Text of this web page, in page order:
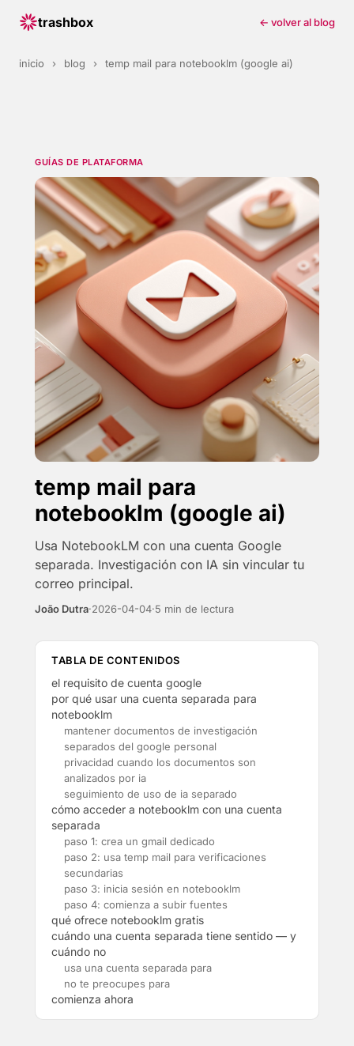
trashbox ← volver al blog
inicio › blog › temp mail para notebooklm (google ai)
GUÍAS DE PLATAFORMA
temp mail para
notebooklm (google ai)
Usa NotebookLM con una cuenta Google
separada. Investigación con IA sin vincular tu
correo principal.
João Dutra·2026-04-04·5 min de lectura
TABLA DE CONTENIDOS
el requisito de cuenta google
por qué usar una cuenta separada para
notebooklm
mantener documentos de investigación
separados del google personal
privacidad cuando los documentos son
analizados por ia
seguimiento de uso de ia separado
cómo acceder a notebooklm con una cuenta
separada
paso 1: crea un gmail dedicado
paso 2: usa temp mail para verificaciones
secundarias
paso 3: inicia sesión en notebooklm
paso 4: comienza a subir fuentes
qué ofrece notebooklm gratis
cuándo una cuenta separada tiene sentido — y
cuándo no
usa una cuenta separada para
no te preocupes para
comienza ahora